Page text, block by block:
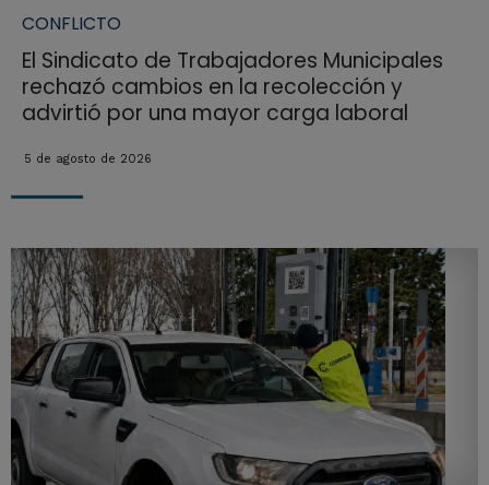
CONFLICTO
El Sindicato de Trabajadores Municipales
rechazó cambios en la recolección y
advirtió por una mayor carga laboral
5 de agosto de 2026